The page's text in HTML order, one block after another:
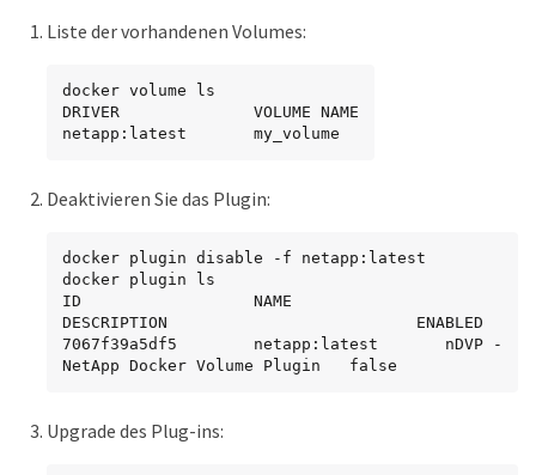
Liste der vorhandenen Volumes:
docker volume ls
DRIVER              VOLUME NAME
netapp:latest       my_volume
Deaktivieren Sie das Plugin:
docker plugin disable -f netapp:latest
docker plugin ls
ID                  NAME
DESCRIPTION                          ENABLED
7067f39a5df5        netapp:latest       nDVP -
NetApp Docker Volume Plugin   false
Upgrade des Plug-ins: